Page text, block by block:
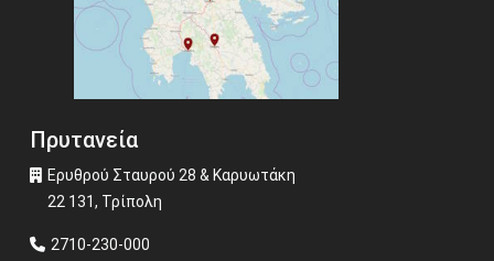
Πρυτανεία
Ερυθρού Σταυρού 28 & Καρυωτάκη
22 131, Τρίπολη
2710-230-000